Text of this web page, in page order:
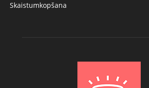
Skaistumkopšana